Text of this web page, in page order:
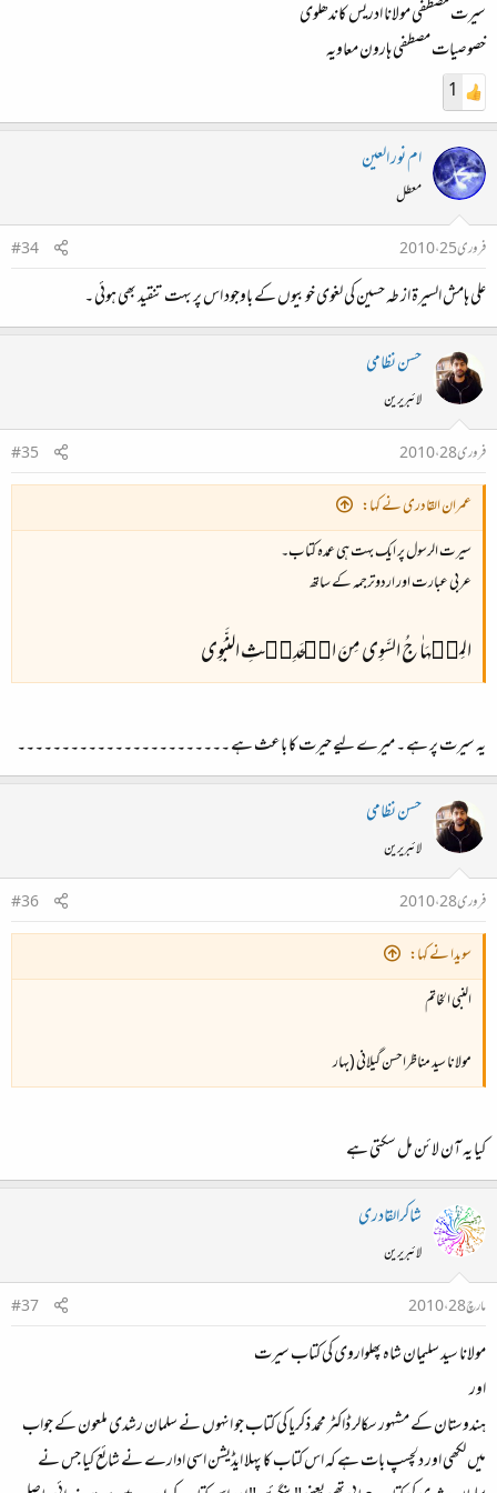
سیرت مصطفی مولانا ادریس کاندھلوی
خصوصیات مصطفی ہارون معاویہ
1
ام نور العين
معطل
فروری 25، 2010
#34
علی ہامش السیرۃ از طہ حسین کی لغوی خوبیوں کے باوجود اس پر بہت تنقید بھی ہوئی ۔
حسن نظامی
لائبریرین
فروری 28، 2010
#35
عمران القادری نے کہا:
سیرت الرسول پر ایک بہت ہی عمدہ کتاب۔
عربی عبارت اور اردوترجمہ کے ساتھ
المِنۡہَاٰ جُ السَّوِی مِنَ الۡحَدِیۡثِ النَّبَوِی
یہ سیرت پر ہے ۔ میرے لیے حیرت کا باعث ہے ۔۔۔۔۔۔۔۔۔۔۔۔۔۔۔۔۔۔۔۔۔۔۔۔
حسن نظامی
لائبریرین
فروری 28، 2010
#36
سویدا نے کہا:
النبی الخاتم
مولانا سید مناظراحسن گیلانی (بہار
کیا یہ آن لائن مل سکتی ہے
شاکرالقادری
لائبریرین
مارچ 28، 2010
#37
مولانا سید سلیمان شاہ پھلواروی کی کتاب سیرت
اور
ہندوستان کے مشہور سکالر ڈاکٹر محمد ذکریا کی کتاب جو انہوں نے سلمان رشدی ملعون کے جواب
میں لکھی اور دلچسپ بات ہے کہ اس کتاب کا پہلا ایڈیشن اسی ادارے نے شائع کیا جس نے